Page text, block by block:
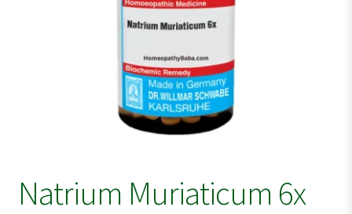
Natrium Muriaticum 6x